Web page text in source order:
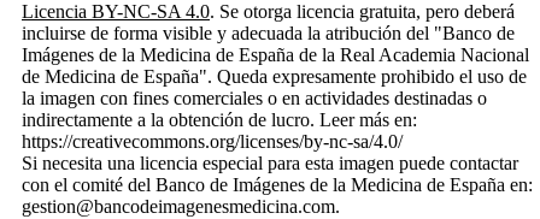
Licencia BY-NC-SA 4.0. Se otorga licencia gratuita, pero deberá
incluirse de forma visible y adecuada la atribución del "Banco de
Imágenes de la Medicina de España de la Real Academia Nacional
de Medicina de España". Queda expresamente prohibido el uso de
la imagen con fines comerciales o en actividades destinadas o
indirectamente a la obtención de lucro. Leer más en:
https://creativecommons.org/licenses/by-nc-sa/4.0/
Si necesita una licencia especial para esta imagen puede contactar
con el comité del Banco de Imágenes de la Medicina de España en:
gestion@bancodeimagenesmedicina.com.